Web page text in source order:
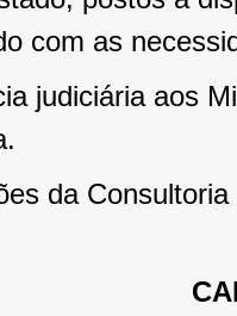
com as
judiciária aos
da